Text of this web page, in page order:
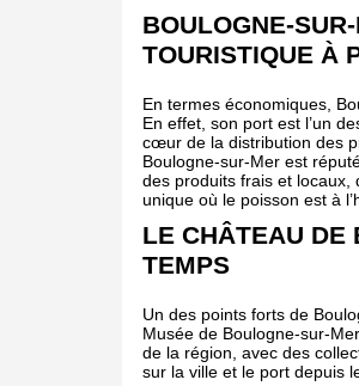
BOULOGNE-
TOURISTIQUE À
En termes économiques,
En effet, son port est l’un
cœur de la distribution des
Boulogne-sur-Mer est
des produits frais et locaux,
unique où le poisson est à
LE CHÂTEAU DE
TEMPS
Un des points forts de
Musée de Boulogne-sur-
de la région, avec des
sur la ville et le port depuis